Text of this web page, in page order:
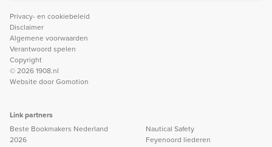
Privacy- en cookiebeleid
Disclaimer
Algemene voorwaarden
Verantwoord spelen
Copyright
© 2026 1908.nl
Website doorGomotion
Link partners
Beste Bookmakers Nederland
2026
Nautical Safety
Feyenoord liederen